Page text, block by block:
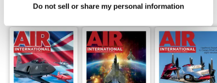
Do not sell or share my personal information
EDIZIONI INDIETRO Visualizza tutti